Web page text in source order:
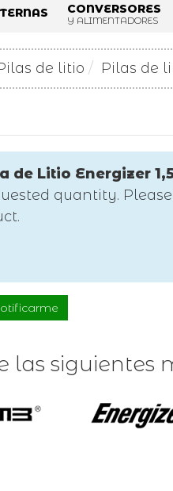
CONVERSORES
Y ALIMENTADORES
de litio Pilas de
de Litio Energizer
quantity.
las siguientes